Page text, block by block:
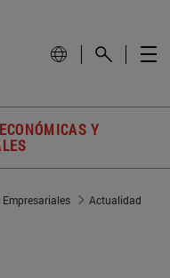
Y
Actualidad